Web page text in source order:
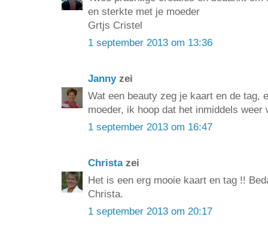
en sterkte met je moeder
Grtjs Cristel
1 september 2013 om 13:36
Jannyzei
Wat een beauty zeg je kaart en de tag,
moeder, ik hoop dat het inmiddels
1 september 2013 om 16:47
Christazei
Het is een erg mooie kaart en tag !!
Christa.
1 september 2013 om 20:17